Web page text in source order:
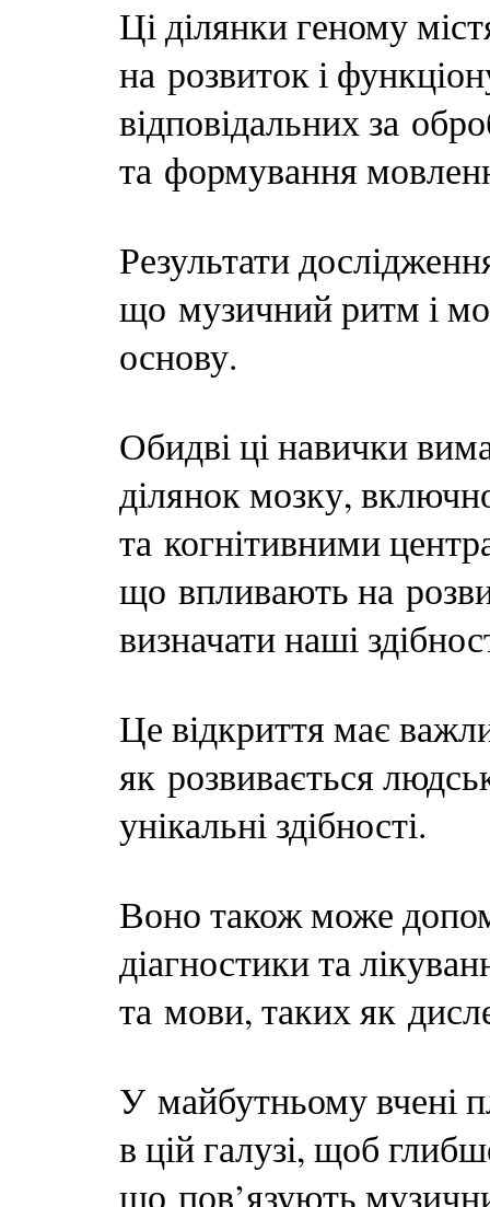
Ці ділянки геному
на розвиток і
відповідальних за
та формування
Результати
що музичний ритм і
основу.
Обидві ці навички
ділянок мозку,
та когнітивними
що впливають на
визначати наші
Це відкриття має
як розвивається
унікальні здібності.
Воно також може
діагностики та
та мови, таких як
У майбутньому вчені
в цій галузі, щоб
що пов’язують